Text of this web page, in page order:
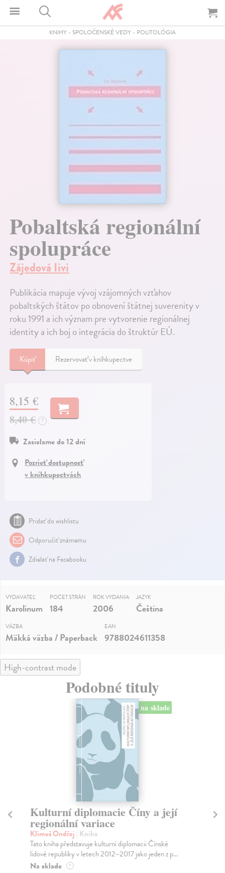
KNIHY - SPOLOČENSKÉ VEDY - POLITOLÓGIA
Pobaltská regionální
spolupráce
Zájedová Iivi
Publikácia mapuje vývoj vzájomných vzťahov
pobaltských štátov po obnovení štátnej suverenity v
roku 1991 a ich význam pre vytvorenie regionálnej
identity a ich boj o integrácia do štruktúr EÚ.
Kúpiť Rezervovať v kníhkupectve
8,15 €
8,40 € ?
Zasielame do 12 dní
Pozrieť dostupnosť
v kníhkupectvách
Pridať do wishlistu
Odporučiť známemu
Zdielať na Facebooku
VYDAVATEĽ
Karolinum
POČET STRÁN
184
ROK VYDANIA
2006
JAZYK
Čeština
VÄZBA
Mäkká väzba / Paperback
EAN
9788024611358
High-contrast mode
Podobné tituly
na sklade
Kulturní diplomacie Číny a její
regionální variace
Klimeš Ondřej | Kniha
Tato kniha představuje kulturní diplomacii Čínské
lidové republiky v letech 2012–2017 jako jeden z p...
Na sklade ?